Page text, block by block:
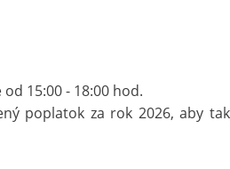
15:00 - 18:00 hod.
poplatok za rok 2026, aby tak